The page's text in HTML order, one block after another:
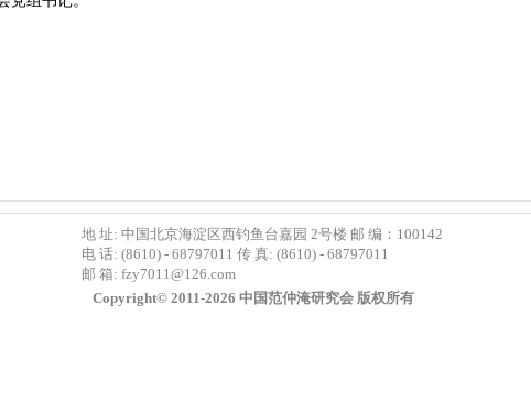
地 址: 中国北京海淀区西钓鱼台嘉园 2号楼 邮 编：100142
电 话: (8610) - 68797011 传 真: (8610) - 68797011
邮 箱: fzy7011@126.com
Copyright© 2011-2026 中国范仲淹研究会 版权所有